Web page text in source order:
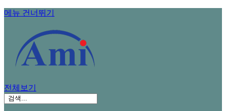
메뉴 건너뛰기
전체보기